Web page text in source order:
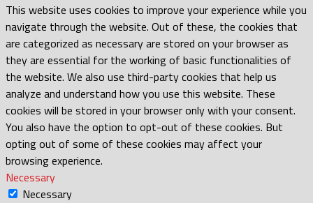
This website uses cookies to improve your experience while you
navigate through the website. Out of these, the cookies that
are categorized as necessary are stored on your browser as
they are essential for the working of basic functionalities of
the website. We also use third-party cookies that help us
analyze and understand how you use this website. These
cookies will be stored in your browser only with your consent.
You also have the option to opt-out of these cookies. But
opting out of some of these cookies may affect your
browsing experience.
Necessary
Necessary